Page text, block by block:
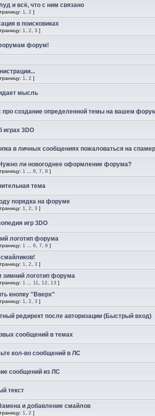
и всё, что с ним связано
1 2 ]
в поисковиках
1 2 3 ]
форум!
1 2 ]
мысль
про создание определенной темы на вашем
играх 3DO
в личных сообщениях пожаловаться на
ли новогоднее оформление форума?
1 6 7 8 ]
тема
порядка на форуме
1 2 3 ]
игр 3DO
логотип форума
1 6 7 8 ]
1 2 3 ]
зимний логотип форума
1 11 12 13 ]
кнопку "Вверх"
1 2 3 ]
редирект после авторизации (Быстрый вход)
сообщений в темах
кол-во сообщений в ЛС
сообщений из ЛС
текст
и добавление смайлов
1 2 ]